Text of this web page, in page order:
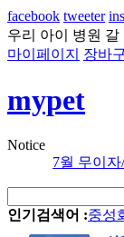
facebook tweeter
우리 아이 병원
마이페이지
장바
mypet
Notice
7월 무이
인기검색어 :중성